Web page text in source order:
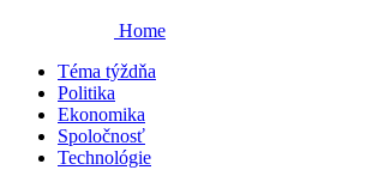
Home
Téma týždňa
Politika
Ekonomika
Spoločnosť
Technológie